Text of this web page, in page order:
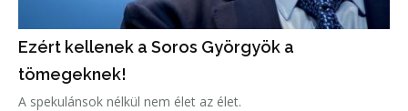
Ezért kellenek a Soros Györgyök a
tömegeknek!
A spekulánsok nélkül nem élet az élet.